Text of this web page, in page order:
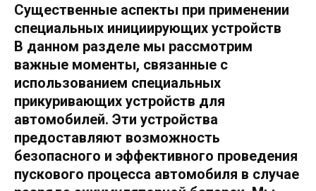
Существенные аспекты при применении
специальных инициирующих устройств
В данном разделе мы рассмотрим
важные моменты, связанные с
использованием специальных
прикуривающих устройств для
автомобилей. Эти устройства
предоставляют возможность
безопасного и эффективного проведения
пускового процесса автомобиля в случае